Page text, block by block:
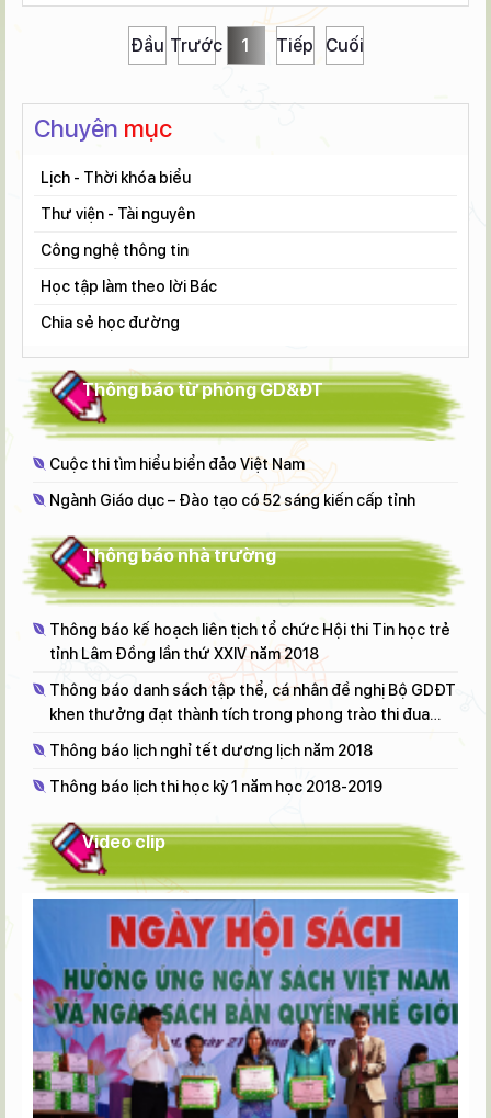
Đầu Trước 1 Tiếp Cuối
Chuyên mục
Lịch - Thời khóa biểu
Thư viện - Tài nguyên
Tài liệu học tập
Tài liệu tập huấn
Đề thi - đáp án
Công nghệ thông tin
Học tập làm theo lời Bác
Chia sẻ học đường
Thông báo từ phòng GD&ĐT
Cuộc thi tìm hiểu biển đảo Việt Nam
Ngành Giáo dục – Đào tạo có 52 sáng kiến cấp tỉnh
Thông báo nhà trường
Thông báo kế hoạch liên tịch tổ chức Hội thi Tin học trẻ
tỉnh Lâm Đồng lần thứ XXIV năm 2018
Thông báo danh sách tập thể, cá nhân đề nghị Bộ GDĐT
khen thưởng đạt thành tích trong phong trào thi đua
"Đổi mới, sáng tạo trong dạy và học" NH 2017 - 2018
Thông báo lịch nghỉ tết dương lịch năm 2018
Thông báo lịch thi học kỳ 1 năm học 2018-2019
Video clip